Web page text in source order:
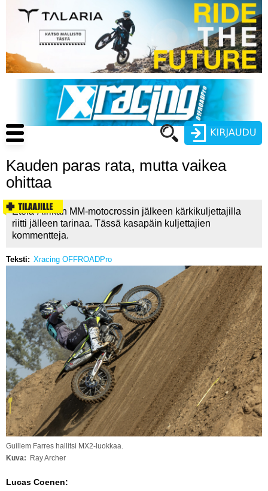
pääsisältöön
Käyttäjätunnus
Luo uusi käyttäjätili
Main
navigation
ENDURO
CROSS COUNTRY
MUUT LAJIT
YLEISTÄ ALALTA
LUE DIGILEHDET
ASIAKASPALVELU JA
OHJEET
MEDIATIEDOT
YHTEYSTIEDOT
Kauden paras rata, mutta vaikea
ohittaa
Etelä-Afrikan MM-motocrossin jälkeen kärkikuljettajilla
riitti jälleen tarinaa. Tässä kasapäin kuljettajien
kommentteja.
Teksti Xracing OFFROADPro
Guillem Farres hallitsi MX2-luokkaa.
Kuva
Ray Archer
Lucas Coenen: